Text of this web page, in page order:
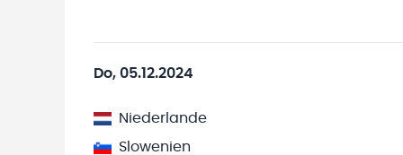
Do, 05.12.2024
Niederlande
Slowenien